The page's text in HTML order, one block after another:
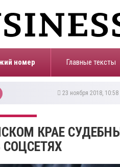
номер Главные тексты
23 ноября 2018, 10:58
КРАЕ